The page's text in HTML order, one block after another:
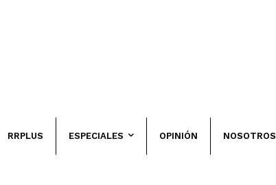
RRPLUS ESPECIALES OPINIÓN NOSOTROS